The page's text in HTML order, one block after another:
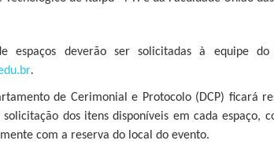
espaços deverão ser solicitadas à equipe
.
de Cerimonial e Protocolo (DCP) ficará
dos itens disponíveis em cada espaço,
com a reserva do local do evento.